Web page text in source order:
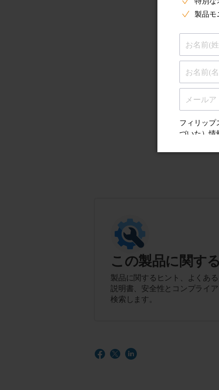
この製品に関す
製品に関するヒント、よくあ
説明書、安全性とコンプライ
検索します。